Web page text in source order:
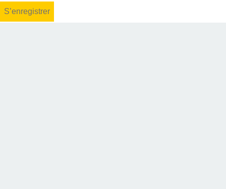
S’enregistrer